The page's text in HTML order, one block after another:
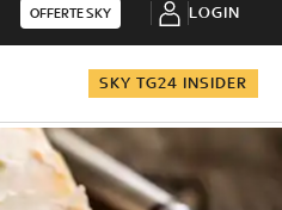
OFFERTE SKY LOGIN
SKY TG24 INSIDER